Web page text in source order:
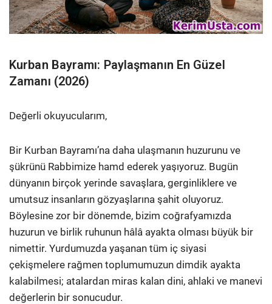
Kurban Bayramı: Paylaşmanın En Güzel
Zamanı (2026)
Değerli okuyucularım,
Bir Kurban Bayramı’na daha ulaşmanın huzurunu ve
şükrünü Rabbimize hamd ederek yaşıyoruz. Bugün
dünyanın birçok yerinde savaşlara, gerginliklere ve
umutsuz insanların gözyaşlarına şahit oluyoruz.
Böylesine zor bir dönemde, bizim coğrafyamızda
huzurun ve birlik ruhunun hâlâ ayakta olması büyük bir
nimettir. Yurdumuzda yaşanan tüm iç siyasi
çekişmelere rağmen toplumumuzun dimdik ayakta
kalabilmesi; atalardan miras kalan dini, ahlaki ve manevi
değerlerin bir sonucudur.